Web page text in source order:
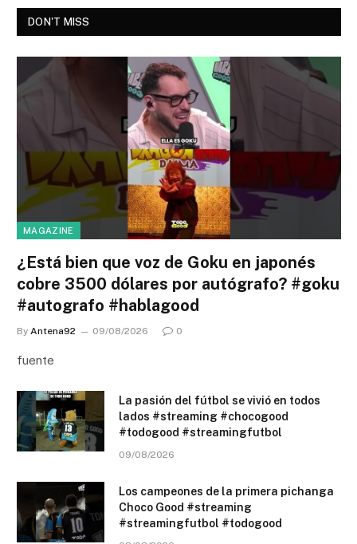
DON'T MISS
MAGAZINE
¿Está bien que voz de Goku en japonés
cobre 3500 dólares por autógrafo? #goku
#autografo #hablagood
By Antena92 09/08/2026 0
fuente
La pasión del fútbol se vivió en todos
lados #streaming #chocogood
#todogood #streamingfutbol
09/08/2026
Los campeones de la primera pichanga
Choco Good #streaming
#streamingfutbol #todogood